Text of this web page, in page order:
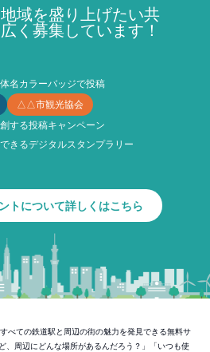
地域を盛り上げたい共
く募集しています！
名カラーバッジで投稿
△△市観光協会
する投稿キャンペーン
きるデジタルスタンプラリー
トについて詳しくはこちら
べての鉄道駅と周辺の街の魅力を発見できる無料サ
、周辺にどんな場所があるんだろう？」「いつも使